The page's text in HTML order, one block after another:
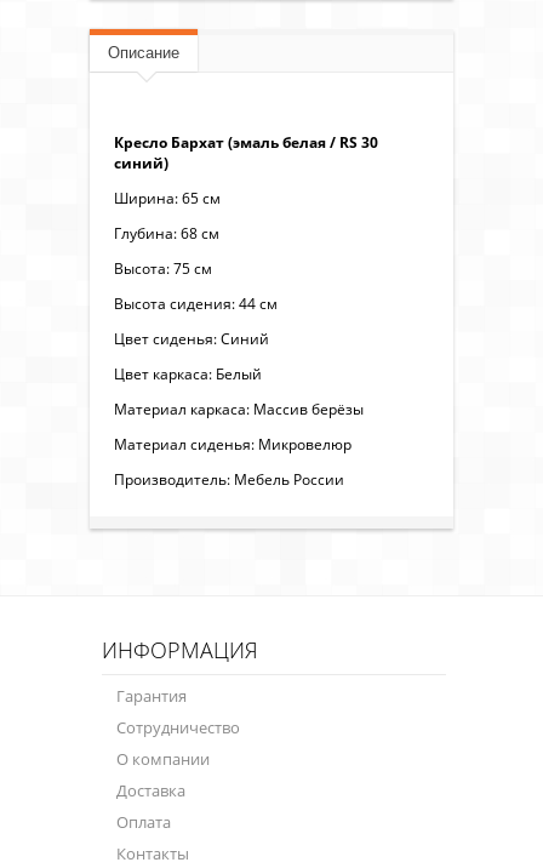
Описание
Кресло Бархат (эмаль белая / RS 30
синий)
Ширина: 65 см
Глубина: 68 см
Высота: 75 см
Высота сидения: 44 см
Цвет сиденья: Синий
Цвет каркаса: Белый
Материал каркаса: Массив берёзы
Материал сиденья: Микровелюр
Производитель: Мебель России
ИНФОРМАЦИЯ
Гарантия
Сотрудничество
О компании
Доставка
Оплата
Контакты